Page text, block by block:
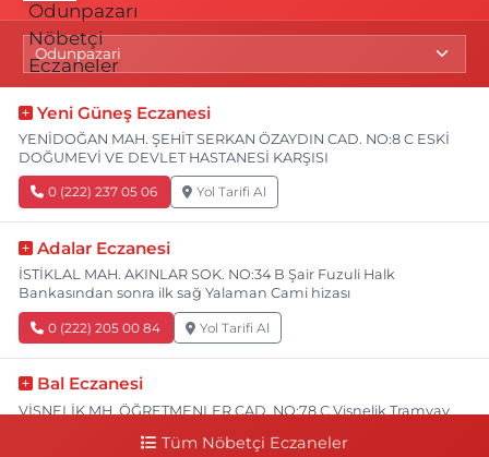
Yeni Güneş Eczanesi
YENİDOĞAN MAH. ŞEHİT SERKAN ÖZAYDIN CAD. NO:8 C ESKİ
DOĞUMEVİ VE DEVLET HASTANESİ KARŞISI
0 (222) 237 05 06 Yol Tarifi Al
Adalar Eczanesi
İSTİKLAL MAH. AKINLAR SOK. NO:34 B Şair Fuzuli Halk
Bankasından sonra ilk sağ Yalaman Cami hizası
0 (222) 205 00 84 Yol Tarifi Al
Bal Eczanesi
VİŞNELİK MH. ÖĞRETMENLER CAD. NO:78 C Vişnelik Tramvay
NUH'UN GEMİSİ Veteriner Kliniğinin yanı,ı
Tüm Nöbetçi Eczaneler